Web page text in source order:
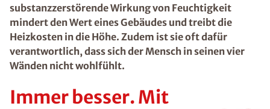
substanzzerstörende Wirkung von Feuchtigkeit
mindert den Wert eines Gebäudes und treibt die
Heizkosten in die Höhe. Zudem ist sie oft dafür
verantwortlich, dass sich der Mensch in seinen vier
Wänden nicht wohlfühlt.
Immer besser. Mit